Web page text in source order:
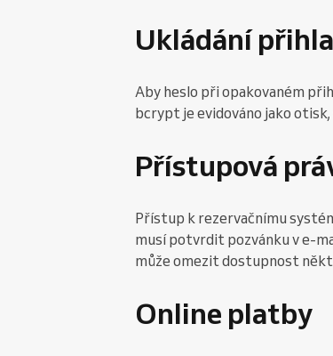
Ukládání
Aby heslo při opakovaném
bcrypt je evidováno jako
Přístupová
Přístup k rezervačnímu
musí potvrdit pozvánku v e-
může omezit dostupnost
Online platby